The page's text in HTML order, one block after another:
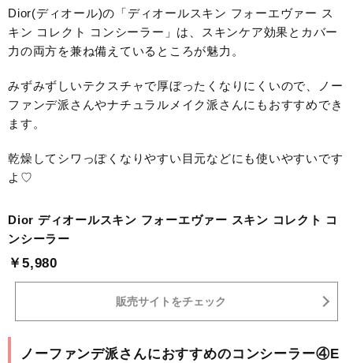
Dior(ディオール)の「ディオールスキン フォーエヴァー ス
キン コレクト コンシーラー」は、スキンケア効果とカバー
力の両方を兼ね備えているところが魅力。
みずみずしいテクスチャで厚ぼったくなりにくいので、ノー
ファンデ派さんやナチュラルメイク派さんにもおすすめでき
ます。
乾燥してシワっぽくなりやすい目元などにも使いやすいです
よ♡
Dior ディオールスキン フォーエヴァー スキン コレクト コ
ンシーラー
￥5,980
販売サイトをチェック
ノーファンデ派さんにおすすめのコンシーラー④E